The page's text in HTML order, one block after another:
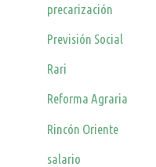
precarización
Previsión Social
Rari
Reforma Agraria
Rincón Oriente
salario